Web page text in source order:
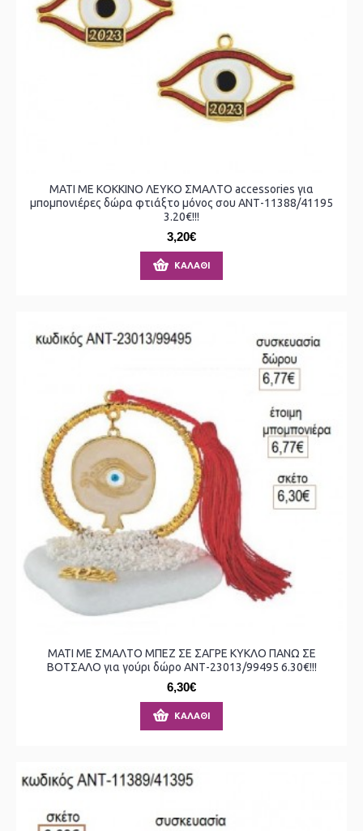
ΜΑΤΙ ΜΕ ΚΟΚΚΙΝΟ ΛΕΥΚΟ ΣΜΑΛΤΟ accessories για
μπομπονιέρες δώρα φτιάξτο μόνος σου ΑΝΤ-11388/41195
3.20€!!!
3,20€
ΚΑΛΆΘΙ
ΜΑΤΙ ΜΕ ΣΜΑΛΤΟ ΜΠΕΖ ΣΕ ΣΑΓΡΕ ΚΥΚΛΟ ΠΑΝΩ ΣΕ
ΒΟΤΣΑΛΟ για γούρι δώρο ΑΝΤ-23013/99495 6.30€!!!
6,30€
ΚΑΛΆΘΙ